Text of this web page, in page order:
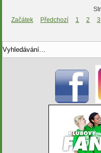
Začátek
Předchozí 1 2 3